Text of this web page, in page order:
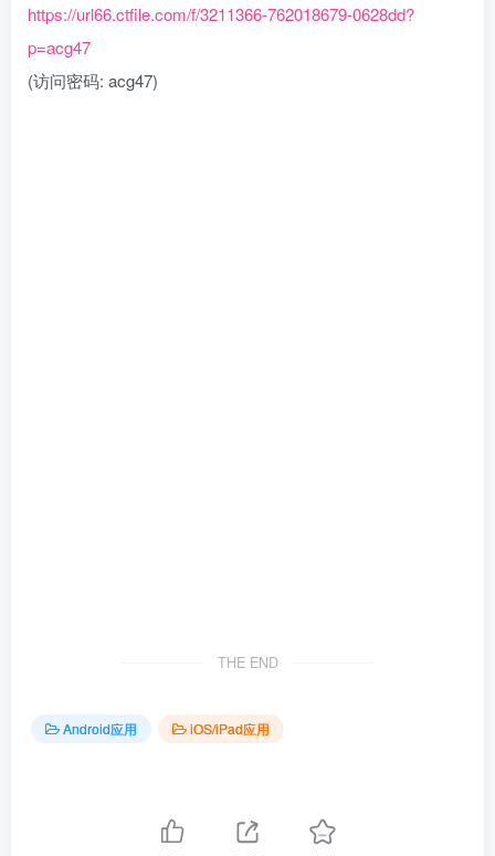
https://url66.ctfile.com/f/3211366-762018679-0628dd?
p=acg47
(访问密码: acg47)
THE END
Android应用 iOS/iPad应用